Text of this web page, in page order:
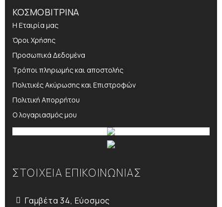
ΚΟΣΜΟΒΙΤΡΙΝΑ
Η Εταιρία μας
Όροι Χρήσης
Προσωπικά Δεδομένα
Τρόποι πληρωμής και αποστολής
Πολιτικές Ακύρωσης και Επιστροφών
Πολιτική Απορρήτου
Ο λογαριασμός μου
ΣΤΟΙΧΕΙΑ ΕΠΙΚΟΙΝΩΝΙΑΣ
Γαμβέτα 34, Εύοσμος